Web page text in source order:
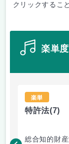
クリックするこ
楽単
楽単
特許法(7)
総合知的財